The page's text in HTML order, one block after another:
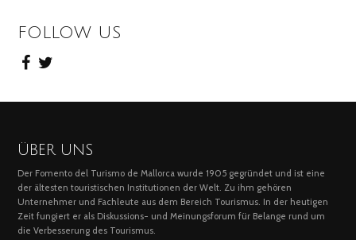
FOLLOW US
ÜBER UNS
Der Fomento del Turismo de Mallorca wurde 1905 gegründet und ist eine
der ältesten touristischen Institutionen der Welt. Zu ihm gehören
Unternehmer und Fachleute aus dem Bereich Tourismus. In der heutigen
Zeit fungiert er als Diskussions- und Meinungsforum für Belange rund um
die Verbesserung des Tourismus.